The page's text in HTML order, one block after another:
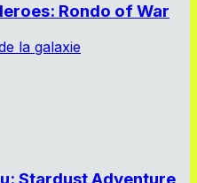
Rondo of War
la galaxie